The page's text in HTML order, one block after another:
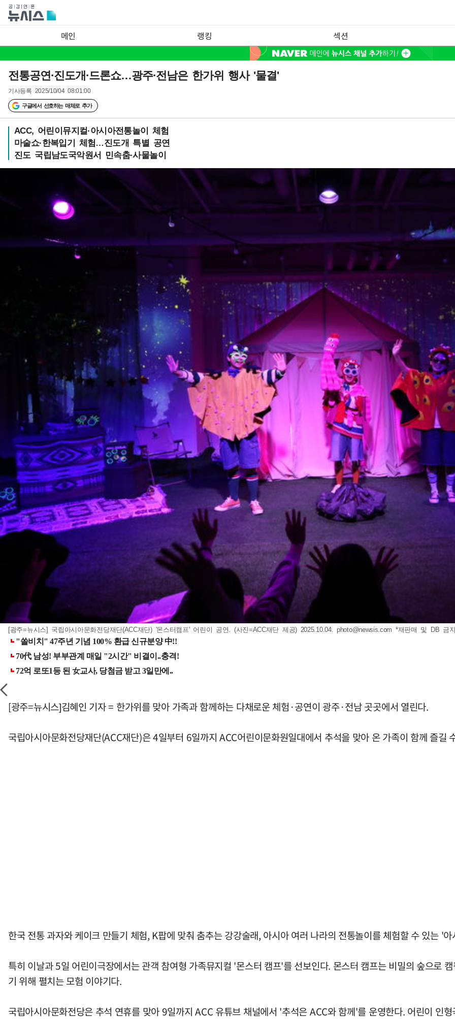
메인 랭킹 섹션
전통공연·진도개·드론쇼…광주·전남은 한가위 행사 '물결'
기사등록 2025/10/04 08:01:00
구글에서 선호하는 매체로 추가
ACC, 어린이뮤지컬·아시아전통놀이 체험
마술쇼·한복입기 체험…진도개 특별 공연
진도 국립남도국악원서 민속춤·사물놀이
[광주=뉴시스] 국립아시아문화전당재단(ACC재단) '몬스터캠프' 어린이 공연. (사진=ACC재단 제공) 2025.10.04. photo@newsis.com *재판매 및 DB 금
[광주=뉴시스]김혜인 기자 = 한가위를 맞아 가족과 함께하는 다채로운 체험·공연이 광주·전남 곳곳에서 열린다.
국립아시아문화전당재단(ACC재단)은 4일부터 6일까지 ACC어린이문화원일대에서 추석을 맞아 온 가족이 함께 즐길
한국 전통 과자와 케이크 만들기 체험, K팝에 맞춰 춤추는 강강술래, 아시아 여러 나라의 전통놀이를 체험할 수 있는 '
특히 이날과 5일 어린이극장에서는 관객 참여형 가족뮤지컬 '몬스터 캠프'를 선보인다. 몬스터 캠프는 비밀의 숲으로
기 위해 펼치는 모험 이야기다.
국립아시아문화전당은 추석 연휴를 맞아 9일까지 ACC 유튜브 채널에서 '추석은 ACC와 함께'를 운영한다. 어린이 인